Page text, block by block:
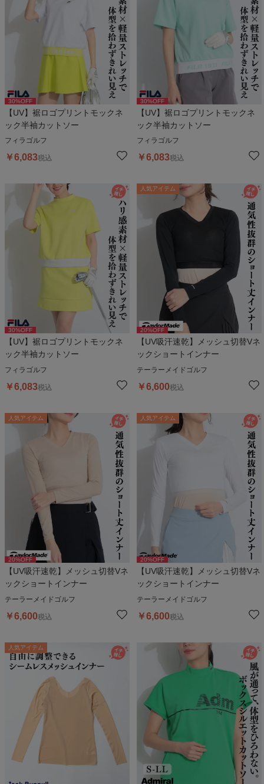
30%OFF
【UV】裾ロゴプリントモックネ
ック半袖カットソー
フィラゴルフ
￥6,083税込
30%OFF
【UV】裾ロゴプリントモックネ
ック半袖カットソー
フィラゴルフ
￥6,083税込
30%OFF
【UV】裾ロゴプリントモックネ
ック半袖カットソー
フィラゴルフ
￥6,083税込
人気アイテム
20%OFF
【UV吸汗速乾】メッシュ切替Vネ
ックショートインナー
テーラーメイドゴルフ
￥6,600税込
人気アイテム
20%OFF
【UV吸汗速乾】メッシュ切替Vネ
ックショートインナー
テーラーメイドゴルフ
￥6,600税込
人気アイテム
20%OFF
【UV吸汗速乾】メッシュ切替Vネ
ックショートインナー
テーラーメイドゴルフ
￥6,600税込
人気アイテム